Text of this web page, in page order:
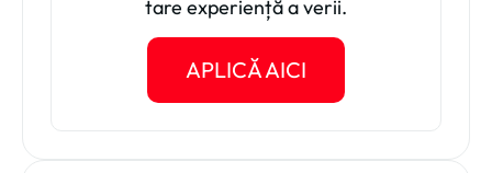
tare experiență a verii.
APLICĂ AICI